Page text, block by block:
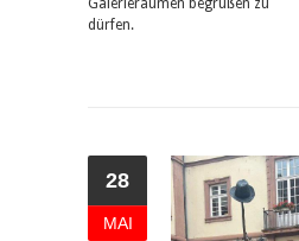
dürfen.
28
MAI